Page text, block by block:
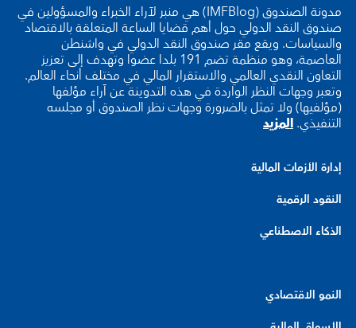
مدونة الصندوق (IMFBlog) هي منبر لآراء الخبراء والمسؤولين في
صندوق النقد الدولي حول أهم قضايا الساعة المتعلقة بالاقتصاد
والسياسات. ويقع مقر صندوق النقد الدولي في واشنطن
العاصمة، وهو منظمة تضم 191 بلدا عضوا وتهدف إلى تعزيز
التعاون النقدي العالمي والاستقرار المالي في مختلف أنحاء العالم.
وتعبر وجهات النظر الواردة في هذه التدوينة عن آراء مؤلفها
(مؤلفيها) ولا تمثل بالضرورة وجهات نظر الصندوق أو مجلسه
التنفيذي.المزيد
إدارة الأزمات المالية
النقود الرقمية
الذكاء الاصطناعي
النمو الاقتصادي